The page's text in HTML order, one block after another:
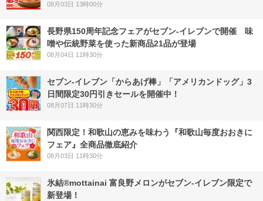
08月03日 13時00分
長野県150周年記念フェアがセブン-イレブンで開催 味
噌や伝統野菜を使った新商品21品が登場
08月04日 11時30分
セブン‐イレブン「からあげ棒」「アメリカンドッグ」3
日間限定30円引きセールを開催中！
08月07日 11時30分
関西限定！和歌山の恵みを味わう『和歌山毎度おおきに
フェア』全商品徹底紹介
08月03日 11時30分
氷結®mottainai 富良野メロンがセブン‐イレブン限定で
新登場！